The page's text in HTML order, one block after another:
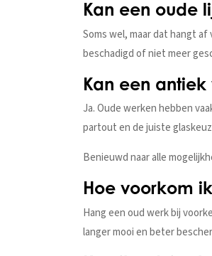
Kan een oude
Soms wel, maar dat hangt
beschadigd of niet meer
Kan een
Ja. Oude werken hebben
partout en de juiste
Benieuwd naar alle
Hoe voorkom
Hang een oud werk bij
langer mooi en beter